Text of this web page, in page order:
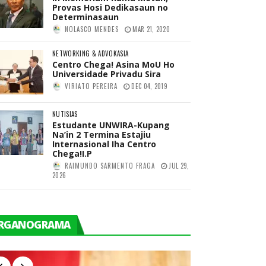
Provas Hosi Dedikasaun no
Determinasaun
NOLASCO MENDES MAR 21, 2020
NETWORKING & ADVOKASIA
Centro Chega! Asina MoU Ho
Universidade Privadu Sira
VIRIATO PEREIRA DEC 04, 2019
NUTISIAS
Estudante UNWIRA-Kupang
Na’in 2 Termina Estajiu
Internasional Iha Centro
Chega!I.P
RAIMUNDO SARMENTO FRAGA
JUL 29,
2026